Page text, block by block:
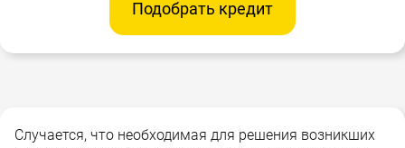
Подобрать кредит
Случается, что необходимая для решения возникших